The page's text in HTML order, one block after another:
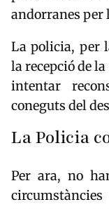
andorranes per
La policia, per
la recepció de
intentar
coneguts del
La Policia
Per ara, no